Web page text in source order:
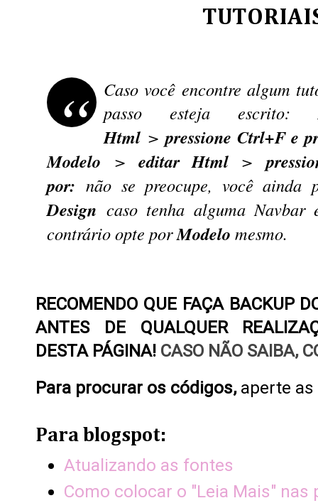
Caso você encontre algum
passo esteja escrito:
Html >pressione Ctrl+F e
Modelo > editar Html>
por: não se preocupe, você ainda
Design caso tenha alguma Navbar
contrário opte porModelo mesmo.
RECOMENDO QUE FAÇA BACKUP
ANTES DE QUALQUER
DESTA PÁGINA! CASO NÃO SAIBA,
Para procurar os códigos, aperte
Para blogspot:
Atualizando as fontes
Como colocar o "Leia Mais" nas